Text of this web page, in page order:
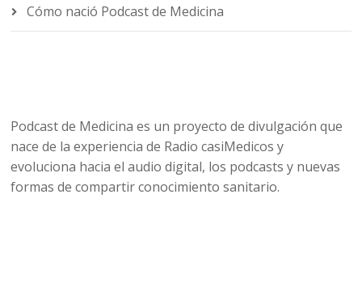
Cómo nació Podcast de Medicina
Podcast de Medicina es un proyecto de divulgación que
nace de la experiencia de Radio casiMedicos y
evoluciona hacia el audio digital, los podcasts y nuevas
formas de compartir conocimiento sanitario.